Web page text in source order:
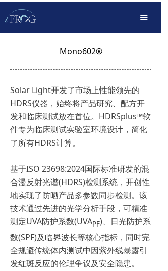
끀
首页
产品中心
传播服务
支持下载
关于我们
Mono602®
Solar Light开发了市场上性能领先的
HDRS仪器，始终将产品研究、配方开
发和临床测试放在首位。HDRSplus™软
件专为临床测试实验室环境设计，简化
了所有HDRS计算。
基于ISO 23698:2024国际标准研发的混
合漫反射光谱(HDRS)检测系统，开创性
地实现了防晒产品多参数同步检测。该
技术通过先进的光学分析手段，可精准
测定UVA防护系数(UVAPF)、日光防护系
数(SPF)及临界波长等核心指标，同时完
全规避传统体内测试中因紫外线暴露引
发红斑反应的伦理争议及安全隐患。